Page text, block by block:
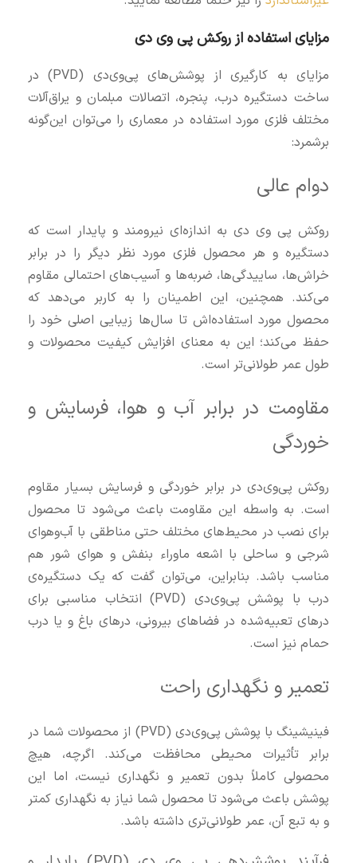
مزایای استفاده از روکش پی وی دی
مزایای به‌ کارگیری از پوشش‌های پی‌وی‌دی (PVD) در
ساخت دستگیره درب، پنجره، اتصالات مبلمان و یراق‌آلات
مختلف فلزی مورد استفاده در معماری را می‌توان این‌گونه
برشمرد:
دوام عالی
روکش پی‌ وی‌ دی به اندازه‌ای نیرومند و پایدار است که
دستگیره و هر محصول فلزی مورد نظر دیگر را در برابر
خراش‌ها، ساییدگی‌ها، ضربه‌ها و آسیب‌های احتمالی مقاوم
می‌کند. همچنین، این اطمینان را به کاربر می‌دهد که
محصول مورد استفاده‌اش تا سال‌ها زیبایی اصلی خود را
حفظ می‌کند؛ این به معنای افزایش کیفیت محصولات و
طول عمر طولانی‌تر است.
مقاومت در برابر آب و هوا، فرسایش و
خوردگی
روکش پی‌وی‌دی در برابر خوردگی و فرسایش بسیار مقاوم
است. به واسطه این مقاومت باعث می‌شود تا محصول
برای نصب در محیط‌های مختلف حتی مناطقی با آب‌وهوای
شرجی و ساحلی با اشعه‌ ماوراء بنفش و هوای شور هم
مناسب باشد. بنابراین، می‌توان گفت که یک دستگیره‌ی
درب با پوشش پی‌وی‌دی (PVD) انتخاب مناسبی برای
درهای تعبیه‌شده در فضاهای بیرونی، درهای باغ و یا درب
حمام نیز است.
تعمیر و نگهداری راحت
فینیشینگ با پوشش پی‌وی‌دی (PVD) از محصولات شما در
برابر تأثیرات محیطی محافظت می‌کند. اگرچه، هیچ
محصولی کاملاً بدون تعمیر و نگهداری نیست، اما این
پوشش باعث می‌شود تا محصول شما نیاز به نگهداری کمتر
و به تبع آن، عمر طولانی‌تری داشته باشد.